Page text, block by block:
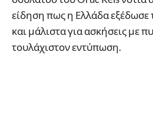
είδηση πως η Ελλάδα εξέδωσε
και μάλιστα για ασκήσεις με
τουλάχιστον εντύπωση.